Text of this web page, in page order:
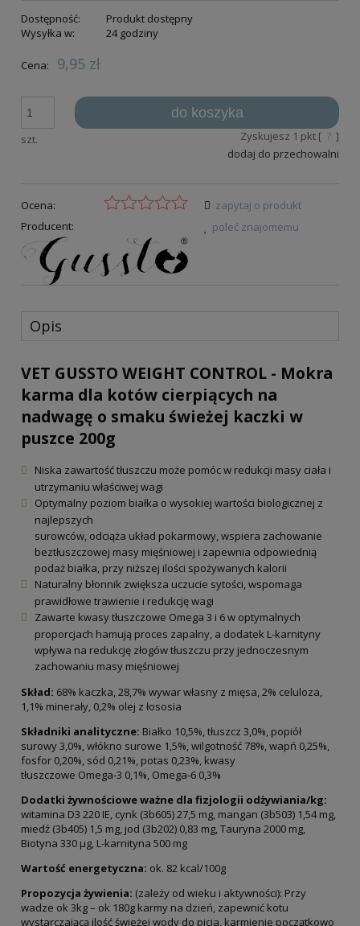
Dostępność:
Produkt dostępny
Wysyłka w:
24 godziny
Cena: 9,95 zł
szt.
do koszyka
Zyskujesz 1 pkt [ ? ]
dodaj do przechowalni
Ocena:
Producent:
zapytaj o produkt
poleć znajomemu
Opis
VET GUSSTO WEIGHT CONTROL - Mokra
karma dla kotów cierpiących na
nadwagę o smaku świeżej kaczki w
puszce 200g
Niska zawartość tłuszczu może pomóc w redukcji masy ciała i
utrzymaniu właściwej wagi
Optymalny poziom białka o wysokiej wartości biologicznej z
najlepszych
surowców, odciąża układ pokarmowy, wspiera zachowanie
beztłuszczowej masy mięśniowej i zapewnia odpowiednią
podaż białka, przy niższej ilości spożywanych kalorii
Naturalny błonnik zwiększa uczucie sytości, wspomaga
prawidłowe trawienie i redukcję wagi
Zawarte kwasy tłuszczowe Omega 3 i 6 w optymalnych
proporcjach hamują proces zapalny, a dodatek L-karnityny
wpływa na redukcję złogów tłuszczu przy jednoczesnym
zachowaniu masy mięśniowej
Skład: 68% kaczka, 28,7% wywar własny z mięsa, 2% celuloza,
1,1% minerały, 0,2% olej z łososia
Składniki analityczne: Białko 10,5%, tłuszcz 3,0%, popiół
surowy 3,0%, włókno surowe 1,5%, wilgotność 78%, wapń 0,25%,
fosfor 0,20%, sód 0,21%, potas 0,23%, kwasy
tłuszczowe Omega-3 0,1%, Omega-6 0,3%
Dodatki żywnościowe ważne dla fizjologii odżywiania/kg:
witamina D3 220 IE, cynk (3b605) 27,5 mg, mangan (3b503) 1,54 mg,
miedź (3b405) 1,5 mg, jod (3b202) 0,83 mg, Tauryna 2000 mg,
Biotyna 330 μg, L-karnityna 500 mg
Wartość energetyczna: ok. 82 kcal/100g
Propozycja żywienia: (zależy od wieku i aktywności): Przy
wadze ok 3kg – ok 180g karmy na dzień, zapewnić kotu
wystarczającą ilość świeżej wody do picia, karmienie początkowo